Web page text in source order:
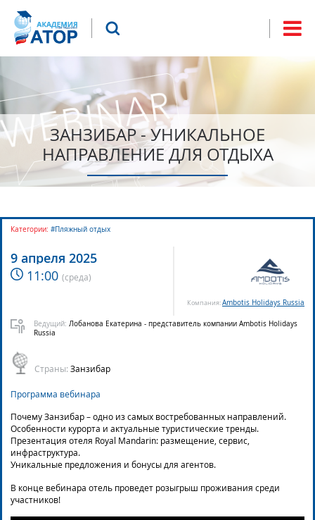
поиска
Что будем искать?
ЗАНЗИБАР - УНИКАЛЬНОЕ
НАПРАВЛЕНИЕ ДЛЯ ОТДЫХА
9 апреля 2025
11:00 (среда)
Компания:Ambotis Holidays Russia
Ведущий: Лобанова Екатерина - представитель компании Ambotis Holidays
Russia
Страны: Занзибар
Категории: #Пляжный отдых
Программа вебинара
Почему Занзибар – одно из самых востребованных направлений.
Особенности курорта и актуальные туристические тренды.
Презентация отеля Royal Mandarin: размещение, сервис,
инфраструктура.
Уникальные предложения и бонусы для агентов.
В конце вебинара отель проведет розыгрыш проживания среди
участников!